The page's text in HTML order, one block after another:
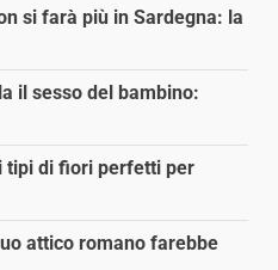
si farà più in Sardegna: la
il sesso del bambino:
tipi di fiori perfetti per
attico romano farebbe